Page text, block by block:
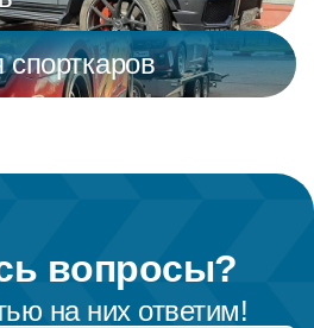
вопросы?
на них ответим!